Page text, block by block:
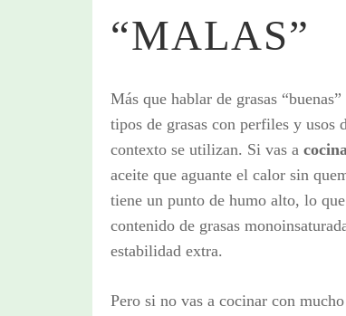
“MALAS”
Más que hablar de grasas
tipos de grasas con perfiles y usos
contexto se utilizan. Si vas a
aceite que aguante el calor sin
tiene un punto de humo alto, lo
contenido de grasas
estabilidad extra.
Pero si no vas a cocinar con